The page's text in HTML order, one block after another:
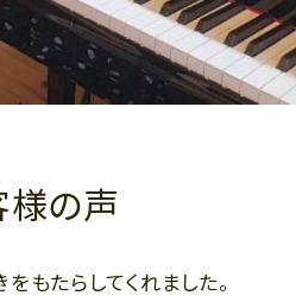
様の声
もたらしてくれました。